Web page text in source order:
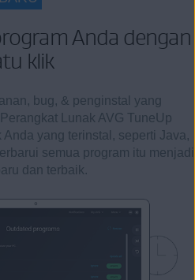
Anda dengan
klik
bug, & penginstal yang
Lunak AVG TuneUp
yang terinstal, seperti Java,
semua program itu menjadi
dan terbaik.